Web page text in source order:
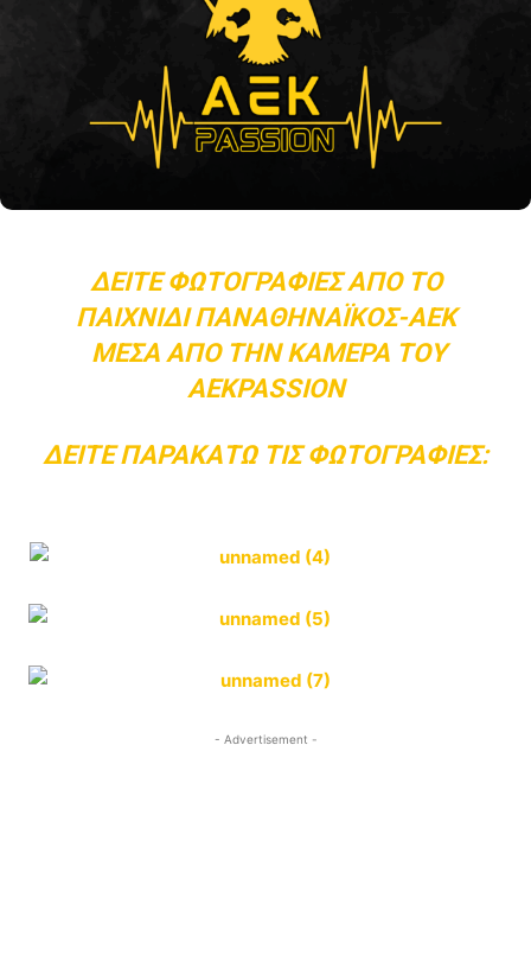
ΔΕΊΤΕ ΦΩΤΟΓΡΑΦΊΕΣ ΑΠΌ ΤΟ
ΠΑΙΧΝΊΔΙ ΠΑΝΑΘΗΝΑΪΚΌΣ-ΑΕΚ
ΜΈΣΑ ΑΠΌ ΤΗΝ ΚΆΜΕΡΑ ΤΟΥ
AEKPASSION
ΔΕΊΤΕ ΠΑΡΑΚΆΤΩ ΤΙΣ ΦΩΤΟΓΡΑΦΊΕΣ:
- Advertisement -